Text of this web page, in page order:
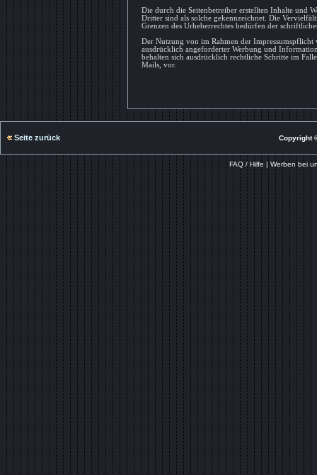
Die durch die Seitenbetreiber erstellten Inhalte und
Dritter sind als solche gekennzeichnet. Die
Grenzen des Urheberrechtes bedürfen der
Der Nutzung von im Rahmen der
ausdrücklich angeforderter Werbung und
behalten sich ausdrücklich rechtliche Schritte im
Mails, vor.
Seite zurück Copyright
FAQ / Hilfe |Werben bei